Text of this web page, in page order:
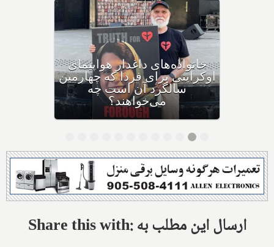
دعوا در دادگاه بالا گرفت: کانادا
و متحدانش، جمهوری اسلامی
را به دلیل سرنگونی پرواز
اوکراینی به دیوان بین‌المللی
دادگستری لاهه می‌برند
Share this with: ارسال این مطلب به